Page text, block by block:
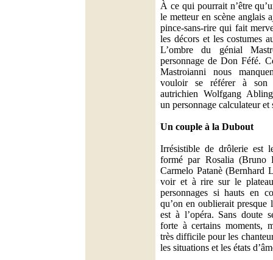
À ce qui pourrait n’être
le metteur en scène anglais
pince-sans-rire qui fait
les décors et les costumes
L’ombre du génial
personnage de Don Féfé.
Mastroianni nous
vouloir se référer à son
autrichien Wolfgang
un personnage calculateur et
Un couple à la Dubout
Irrésistible de drôlerie est
formé par Rosalia (Bruno
Carmelo Patanè (Bernhard
voir et à rire sur le
personnages si hauts en
qu’on en oublierait presque
est à l’opéra. Sans doute
forte à certains moments,
très difficile pour les
les situations et les états